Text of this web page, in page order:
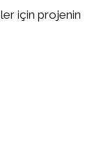
için projenin